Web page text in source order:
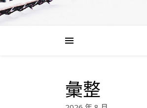
彙整